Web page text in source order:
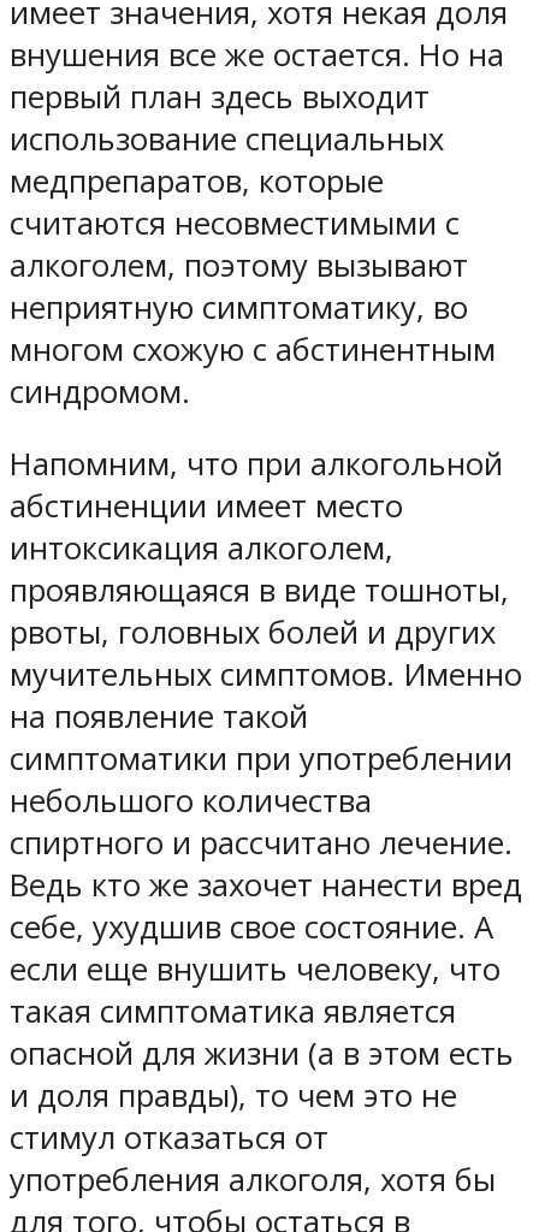
имеет значения, хотя некая доля
внушения все же остается. Но на
первый план здесь выходит
использование специальных
медпрепаратов, которые
считаются несовместимыми с
алкоголем, поэтому вызывают
неприятную симптоматику, во
многом схожую с абстинентным
синдромом.
Напомним, что при алкогольной
абстиненции имеет место
интоксикация алкоголем,
проявляющаяся в виде тошноты,
рвоты, головных болей и других
мучительных симптомов. Именно
на появление такой
симптоматики при употреблении
небольшого количества
спиртного и рассчитано лечение.
Ведь кто же захочет нанести вред
себе, ухудшив свое состояние. А
если еще внушить человеку, что
такая симптоматика является
опасной для жизни (а в этом есть
и доля правды), то чем это не
стимул отказаться от
употребления алкоголя, хотя бы
для того, чтобы остаться в